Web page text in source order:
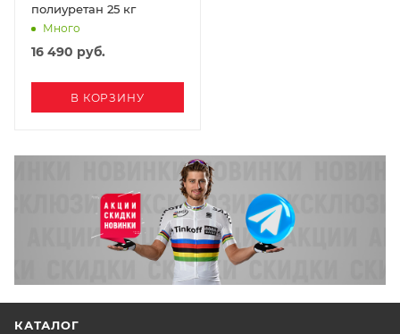
полиуретан 25 кг
Много
16 490 руб.
В КОРЗИНУ
КАТАЛОГ